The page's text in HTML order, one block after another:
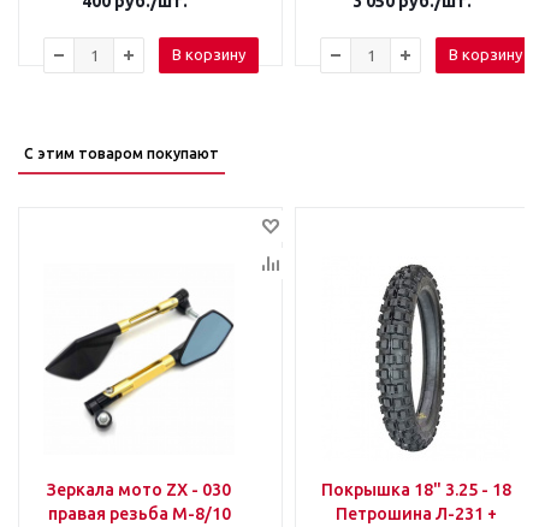
В корзину В корзину
С этим товаром покупают
Зеркала мото ZX - 030
правая резьба M-8/10
Покрышка 18" 3.25 - 18
Петрошина Л-231 +